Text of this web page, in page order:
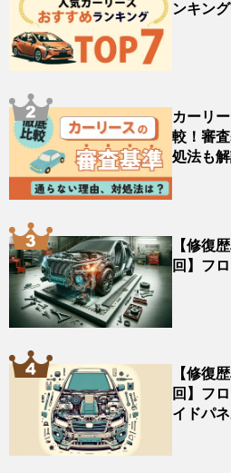
ンキン
カーリ
較！審
処法も
【修復
回】フ
【修復
回】フ
イドパネ